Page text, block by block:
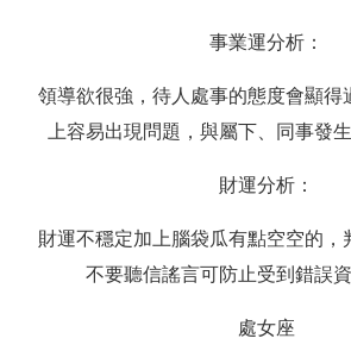
事業運分析：
領導欲很強，待人處事的態度會顯得
上容易出現問題，與屬下、同事發
財運分析：
財運不穩定加上腦袋瓜有點空空的，
不要聽信謠言可防止受到錯誤
處女座